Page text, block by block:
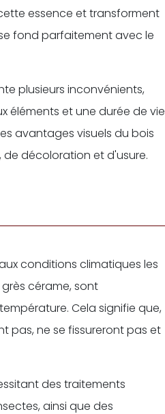
essence et transforment
fond parfaitement avec le
plusieurs inconvénients,
éléments et une durée de vie
avantages visuels du bois
décoloration et d'usure.
conditions climatiques les
cérame, sont
Cela signifie que,
pas, ne se fissureront pas et
des traitements
ainsi que des